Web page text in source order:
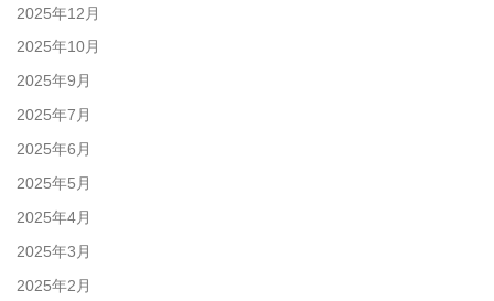
2025年12月
2025年10月
2025年9月
2025年7月
2025年6月
2025年5月
2025年4月
2025年3月
2025年2月